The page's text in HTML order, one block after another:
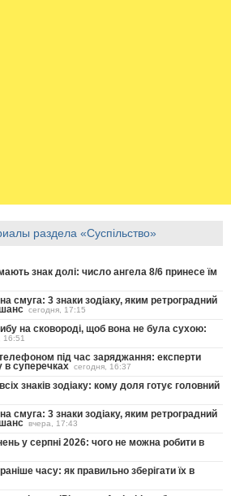
раздела «Суспільство»
знак долі: число ангела 8/6 принесе їм
смуга: 3 знаки зодіаку, яким ретроградний
сегодня, 17:15
на сковороді, щоб вона не була сухою:
16:51
під час заряджання: експерти
в суперечках сегодня, 16:37
знаків зодіаку: кому доля готує головний
смуга: 3 знаки зодіаку, яким ретроградний
вчера, 17:43
у серпні 2026: чого не можна робити в
часу: як правильно зберігати їх в